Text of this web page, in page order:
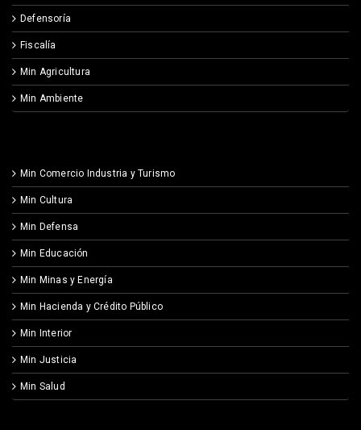
Defensoría
Fiscalía
Min Agricultura
Min Ambiente
Min Comercio Industria y Turismo
Min Cultura
Min Defensa
Min Educación
Min Minas y Energía
Min Hacienda y Crédito Público
Min Interior
Min Justicia
Min Salud